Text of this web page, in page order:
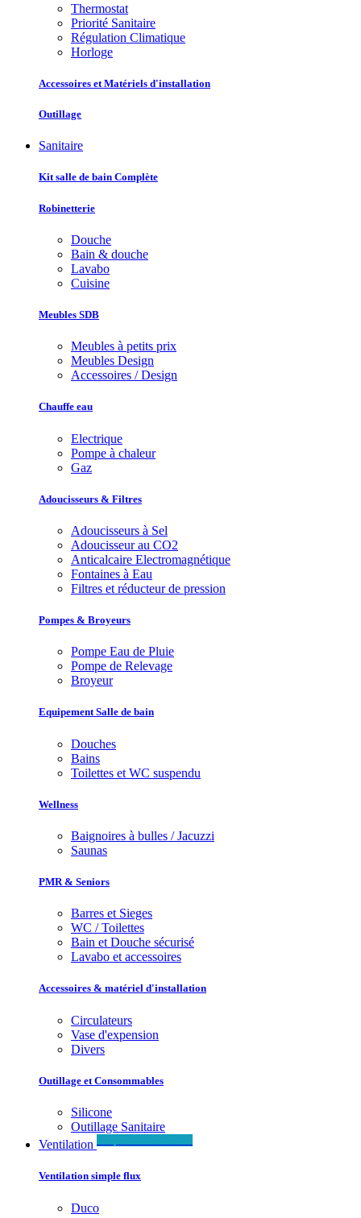
Thermostat
Priorité Sanitaire
Régulation Climatique
Horloge
Accessoires et Matériels d'installation
Outillage
Sanitaire
Kit salle de bain Complète
Robinetterie
Douche
Bain & douche
Lavabo
Cuisine
Meubles SDB
Meubles à petits prix
Meubles Design
Accessoires / Design
Chauffe eau
Electrique
Pompe à chaleur
Gaz
Adoucisseurs & Filtres
Adoucisseurs à Sel
Adoucisseur au CO2
Anticalcaire Electromagnétique
Fontaines à Eau
Filtres et réducteur de pression
Pompes & Broyeurs
Pompe Eau de Pluie
Pompe de Relevage
Broyeur
Equipement Salle de bain
Douches
Bains
Toilettes et WC suspendu
Wellness
Baignoires à bulles / Jacuzzi
Saunas
PMR & Seniors
Barres et Sieges
WC / Toilettes
Bain et Douche sécurisé
Lavabo et accessoires
Accessoires & matériel d'installation
Circulateurs
Vase d'expension
Divers
Outillage et Consommables
Silicone
Outillage Sanitaire
Ventilation
Ventilation simple flux
Duco